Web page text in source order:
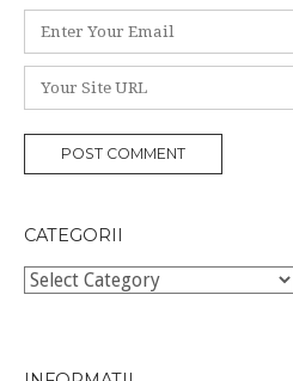
CATEGORII
Categorii